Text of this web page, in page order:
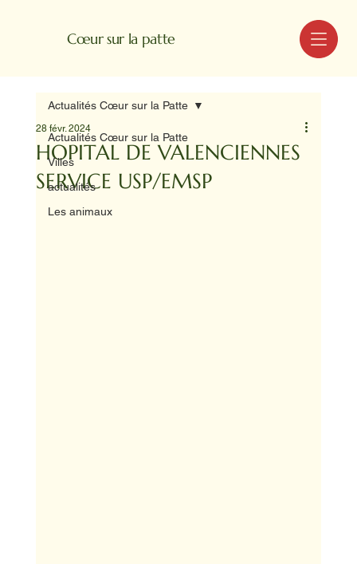
Cœur sur la patte MENU
Actualités Cœur sur la Patte
Villes
actualités
Les animaux
Actualités Cœur sur la Patte
HOPITAL DE VALENCIENNES
SERVICE USP/EMSP
28 févr. 2024